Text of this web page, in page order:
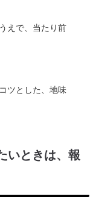
えで、当たり前
ツとした、地味
いときは、報